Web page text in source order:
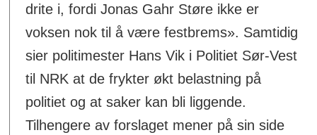
drite i, fordi Jonas Gahr Støre ikke er
voksen nok til å være festbrems». Samtidig
sier politimester Hans Vik i Politiet Sør-Vest
til NRK at de frykter økt belastning på
politiet og at saker kan bli liggende.
Tilhengere av forslaget mener på sin side